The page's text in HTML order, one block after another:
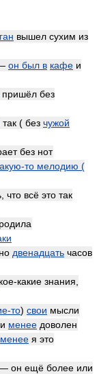
вышел сухим из
он был в кафе и
пришёл без
так ( без чужой
без нот
то мелодию (
всё это так
родила
двенадцать часов
кое-какие знания,
то) свои мысли
менее доволен
менее я это
он ещё более или